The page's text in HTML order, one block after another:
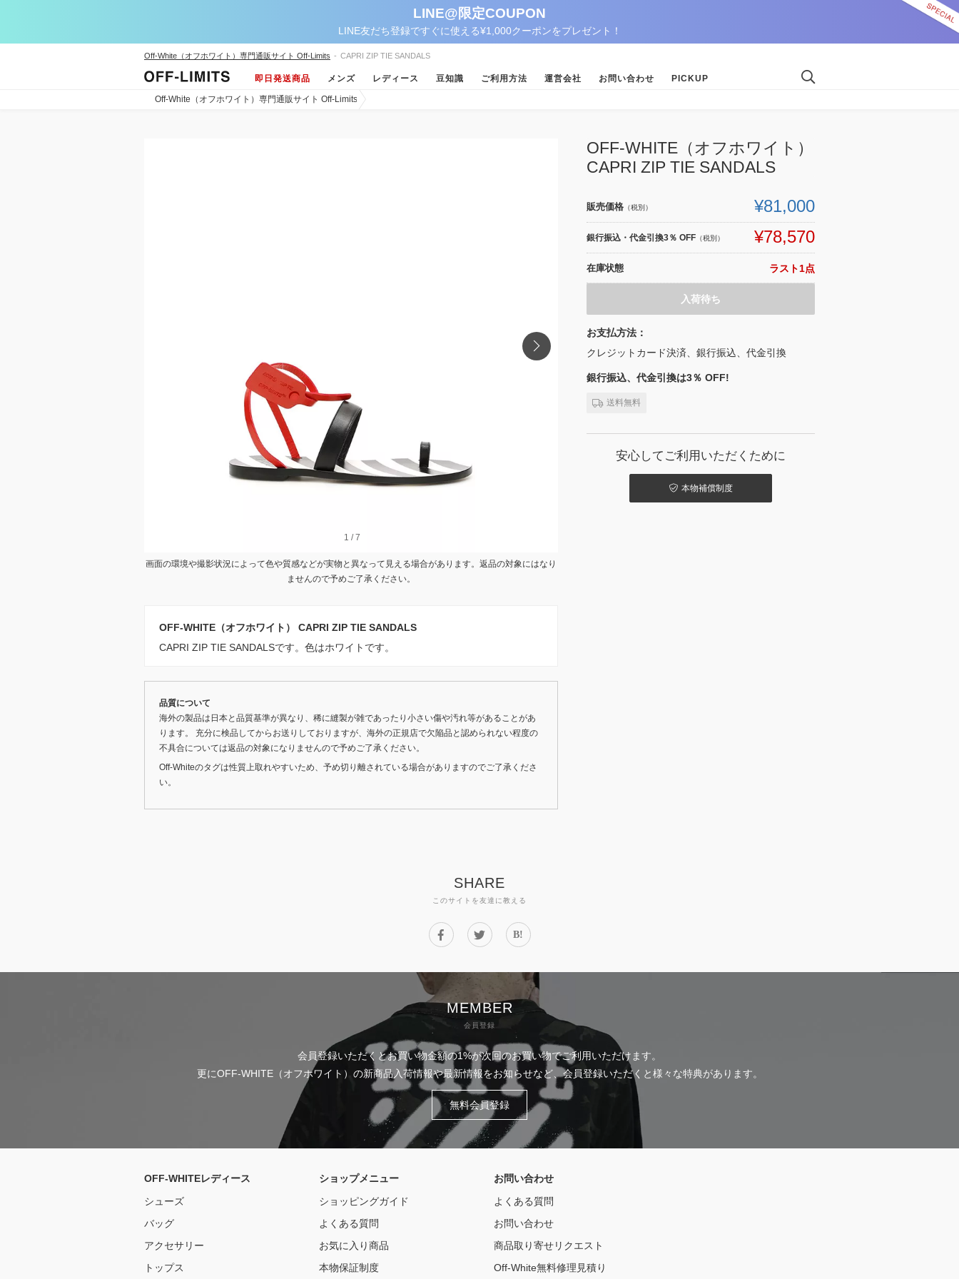
LINE@限定COUPON
LINE友だち登録ですぐに使える¥1,000クーポンをプレゼント！
Off-White（オフホワイト）専門通販サイト Off-Limits - CAPRI ZIP TIE SANDALS
即日発送商品 メンズ レディース 豆知識 ご利用方法 運営会社 お問い合わせ PICKUP
Off-White（オフホワイト）専門通販サイト Off-Limits
1 /7
1 /7
画面の環境や撮影状況によって色や質感などが実物と異なって見える場合があります。返品の対象にはなり
ませんので予めご了承ください。
OFF-WHITE（オフホワイト） CAPRI ZIP TIE SANDALS
CAPRI ZIP TIE SANDALSです。色はホワイトです。
品質について
海外の製品は日本と品質基準が異なり、稀に縫製が雑であったり小さい傷や汚れ等があることがあ
ります。 充分に検品してからお送りしておりますが、海外の正規店で欠陥品と認められない程度の
不具合については返品の対象になりませんので予めご了承ください。
Off-Whiteのタグは性質上取れやすいため、予め切り離されている場合がありますのでご了承くださ
い。
OFF-WHITE（オフホワイト）
CAPRI ZIP TIE SANDALS
販売価格 （税別） ¥81,000
銀行振込・代金引換3％ OFF （税別） ¥78,570
在庫状態 ラスト1点
入荷待ち
お支払方法：
クレジットカード決済、銀行振込、代金引換
銀行振込、代金引換は3％ OFF!
送料無料
安心してご利用いただくために
本物補償制度
SHARE
このサイトを友達に教える
B!
MEMBER
会員登録
会員登録いただくとお買い物金額の1%が次回のお買い物でご利用いただけます。
更にOFF-WHITE（オフホワイト）の新商品入荷情報や最新情報をお知らせなど、会員登録いただくと様々な特典があります。
無料会員登録
OFF-WHITEレディース
シューズ
バッグ
アクセサリー
トップス
ショップメニュー
ショッピングガイド
よくある質問
お気に入り商品
本物保証制度
お問い合わせ
よくある質問
お問い合わせ
商品取り寄せリクエスト
Off-White無料修理見積り